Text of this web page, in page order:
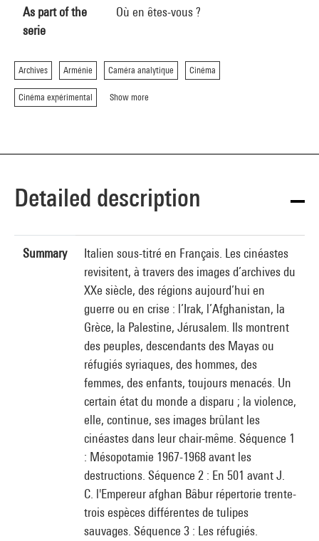
As part of the
serie
Où en êtes-vous ?
Archives Arménie Caméra analytique Cinéma
Cinéma expérimental Show more
Detailed description
Summary
Italien sous-titré en Français. Les cinéastes
revisitent, à travers des images d’archives du
XXe siècle, des régions aujourd’hui en
guerre ou en crise : l’Irak, l’Afghanistan, la
Grèce, la Palestine, Jérusalem. Ils montrent
des peuples, descendants des Mayas ou
réfugiés syriaques, des hommes, des
femmes, des enfants, toujours menacés. Un
certain état du monde a disparu ; la violence,
elle, continue, ses images brûlant les
cinéastes dans leur chair-même. Séquence 1
: Mésopotamie 1967-1968 avant les
destructions. Séquence 2 : En 501 avant J.
C. l'Empereur afghan Bâbur répertorie trente-
trois espèces différentes de tulipes
sauvages. Séquence 3 : Les réfugiés.